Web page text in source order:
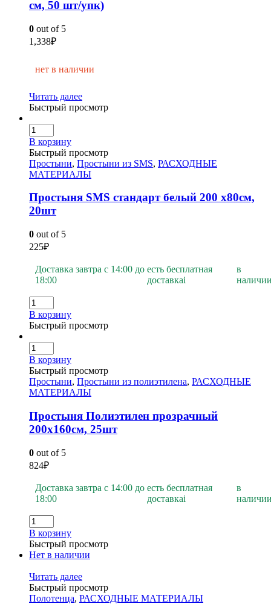
см, 50 шт/упк)
0 out of 5
1,338₽
нет в наличии
Читать далее
Быстрый просмотр
В корзину
Быстрый просмотр
Простыни, Простыни из SMS, РАСХОДНЫЕ
МАТЕРИАЛЫ
Простыня SMS стандарт белый 200 х80см,
20шт
0 out of 5
225₽
Доставка завтра с 14:00 до
18:00
есть бесплатная
доставкаi
в
В корзину
Быстрый просмотр
В корзину
Быстрый просмотр
Простыни, Простыни из полиэтилена, РАСХОДНЫЕ
МАТЕРИАЛЫ
Простыня Полиэтилен прозрачный
200х160см, 25шт
0 out of 5
824₽
Доставка завтра с 14:00 до
18:00
есть бесплатная
доставкаi
в
В корзину
Быстрый просмотр
Нет в наличии
Читать далее
Быстрый просмотр
Полотенца, РАСХОДНЫЕ МАТЕРИАЛЫ